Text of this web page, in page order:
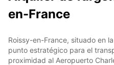
en-France
Roissy-en-France, situado en
punto estratégico para el
proximidad al Aeropuerto